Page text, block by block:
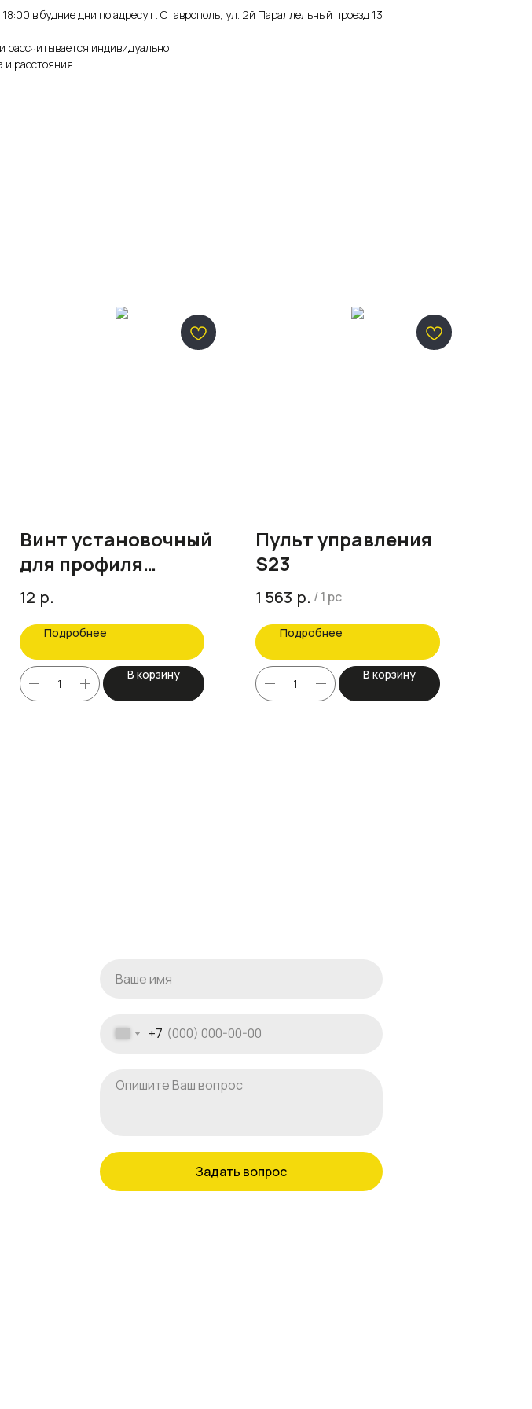
в будние дни по адресу г. Ставрополь, ул. 2й Параллельный проезд 13
рассчитывается индивидуально
и расстояния.
Винт установочный
для профиля
FerGipps
12 р.
Подробнее
В корзину
Пульт управления
S23
1 563 р. /1 pc
Подробнее
В корзину
+7
Задать вопрос